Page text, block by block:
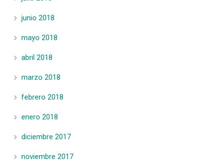
junio 2018
mayo 2018
abril 2018
marzo 2018
febrero 2018
enero 2018
diciembre 2017
noviembre 2017